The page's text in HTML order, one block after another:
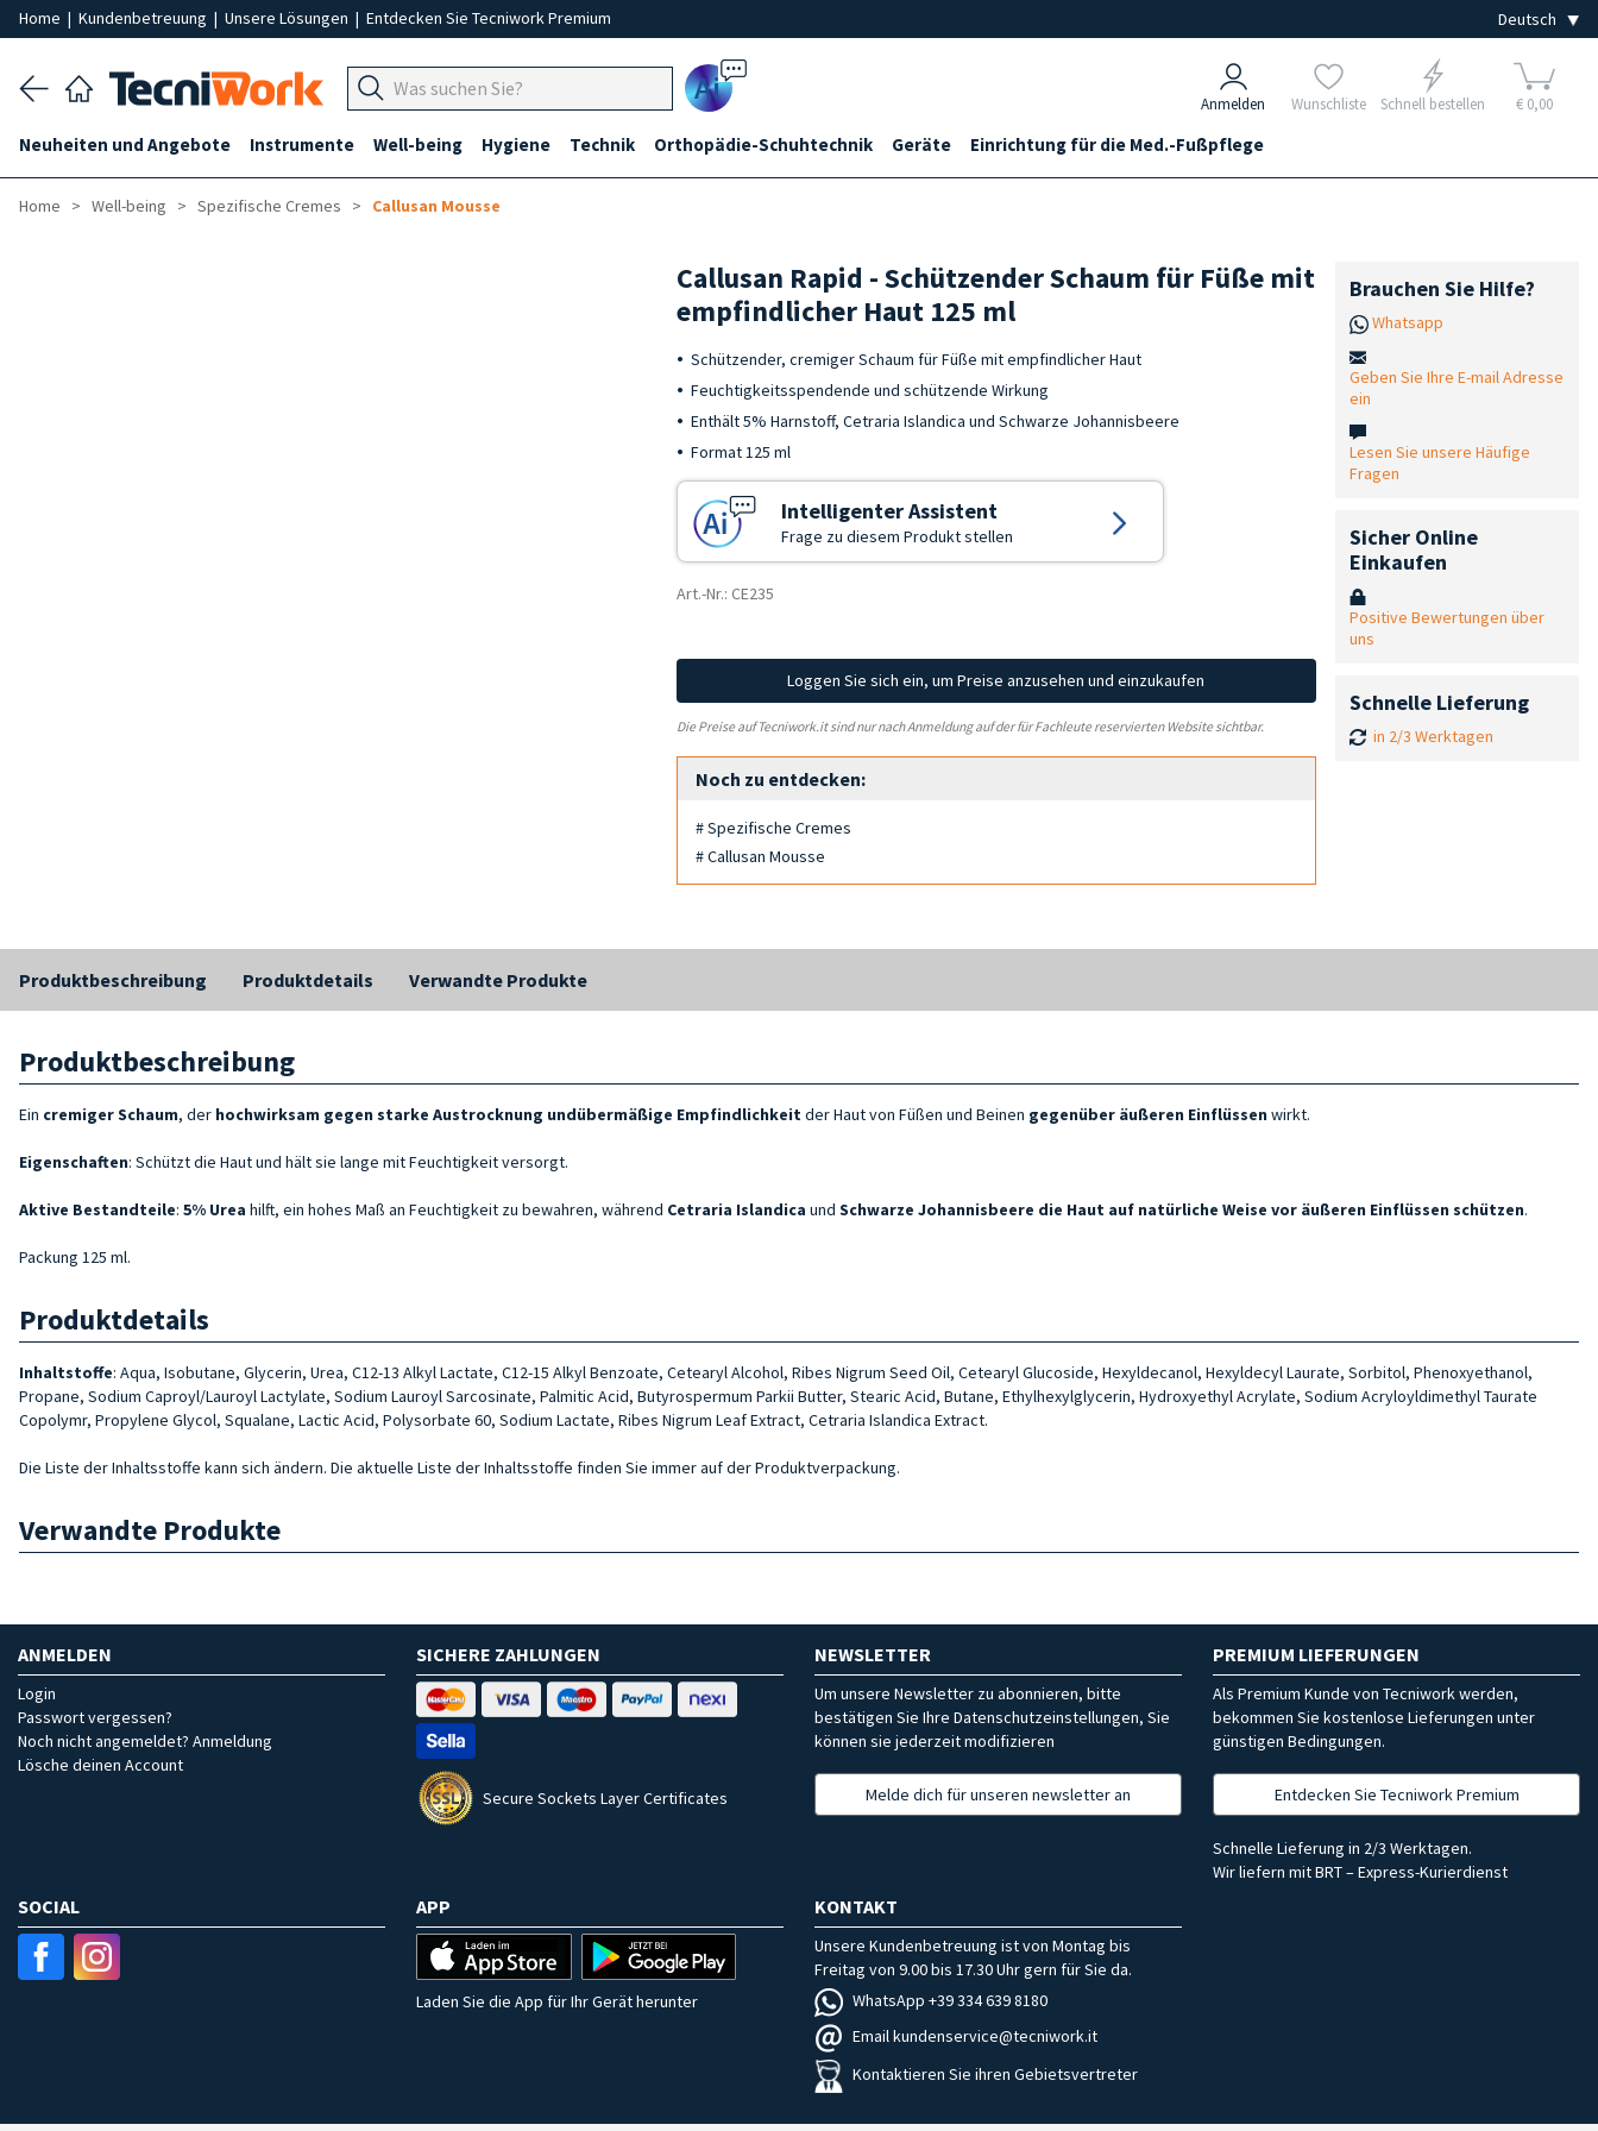
Home | Kundenbetreuung | Unsere Lösungen | Entdecken Sie Tecniwork Premium
Ai Anmelden Wunschliste Schnell bestellen € 0,00
Neuheiten und Angebote Instrumente Well-being Hygiene Technik Orthopädie-Schuhtechnik Geräte Einrichtung für die Med.-Fußpflege
Home Well-being Spezifische Cremes Callusan Mousse
Callusan Rapid - Schützender Schaum für Füße mit
empfindlicher Haut 125 ml
Schützender, cremiger Schaum für Füße mit empfindlicher Haut
Feuchtigkeitsspendende und schützende Wirkung
Enthält 5% Harnstoff, Cetraria Islandica und Schwarze Johannisbeere
Format 125 ml
Intelligenter Assistent
Frage zu diesem Produkt stellen
Art.-Nr.: CE235
Loggen Sie sich ein, um Preise anzusehen und einzukaufen
Die Preise auf Tecniwork.it sind nur nach Anmeldung auf der für Fachleute reservierten Website sichtbar.
Noch zu entdecken:
# Spezifische Cremes
# Callusan Mousse
Brauchen Sie Hilfe?
Whatsapp
Geben Sie Ihre E-mail Adresse
ein
Lesen Sie unsere Häufige
Fragen
Sicher Online
Einkaufen
Positive Bewertungen über
uns
Schnelle Lieferung
in 2/3 Werktagen
Produktbeschreibung Produktdetails Verwandte Produkte
Produktbeschreibung
Ein cremiger Schaum, der hochwirksam gegen starke Austrocknung undübermäßige Empfindlichkeitder Haut von Füßen und Beinen gegenüber äußeren Einflüssen wirkt.
Eigenschaften: Schützt die Haut und hält sie lange mit Feuchtigkeit versorgt.
Aktive Bestandteile: 5% Urea hilft, ein hohes Maß an Feuchtigkeit zu bewahren, während Cetraria Islandica und Schwarze Johannisbeere die Haut auf natürliche Weise vor äußeren Einflüssen schützen.
Packung 125 ml.
Produktdetails
Inhaltstoffe: Aqua, Isobutane, Glycerin, Urea, C12-13 Alkyl Lactate, C12-15 Alkyl Benzoate, Cetearyl Alcohol, Ribes Nigrum Seed Oil, Cetearyl Glucoside, Hexyldecanol, Hexyldecyl Laurate, Sorbitol, Phenoxyethanol,
Propane, Sodium Caproyl/Lauroyl Lactylate, Sodium Lauroyl Sarcosinate, Palmitic Acid, Butyrospermum Parkii Butter, Stearic Acid, Butane, Ethylhexylglycerin, Hydroxyethyl Acrylate, Sodium Acryloyldimethyl Taurate
Copolymr, Propylene Glycol, Squalane, Lactic Acid, Polysorbate 60, Sodium Lactate, Ribes Nigrum Leaf Extract, Cetraria Islandica Extract.
Die Liste der Inhaltsstoffe kann sich ändern. Die aktuelle Liste der Inhaltsstoffe finden Sie immer auf der Produktverpackung.
Verwandte Produkte
ANMELDEN
Login
Passwort vergessen?
Noch nicht angemeldet? Anmeldung
Lösche deinen Account
SICHERE ZAHLUNGEN
Secure Sockets Layer Certificates
NEWSLETTER
Um unsere Newsletter zu abonnieren, bitte
bestätigen Sie Ihre Datenschutzeinstellungen, Sie
können sie jederzeit modifizieren
Melde dich für unseren newsletter an
PREMIUM LIEFERUNGEN
Als Premium Kunde von Tecniwork werden,
bekommen Sie kostenlose Lieferungen unter
günstigen Bedingungen.
Entdecken Sie Tecniwork Premium
Schnelle Lieferung in 2/3 Werktagen.
Wir liefern mit BRT – Express-Kurierdienst
SOCIAL APP
Laden Sie die App für Ihr Gerät herunter
KONTAKT
Unsere Kundenbetreuung ist von Montag bis
Freitag von 9.00 bis 17.30 Uhr gern für Sie da.
WhatsApp +39 334 639 8180
Email kundenservice@tecniwork.it
Kontaktieren Sie ihren Gebietsvertreter